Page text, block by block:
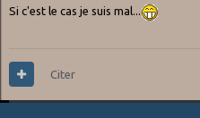
Si c'est le cas je suis mal...
Citer